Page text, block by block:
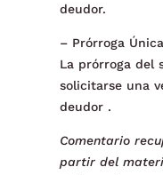
deudor.
– Prórroga
La prórroga del
solicitarse una
deudor .
Comentario
partir del